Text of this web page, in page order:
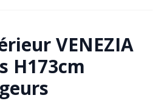
VENEZIA
H173cm